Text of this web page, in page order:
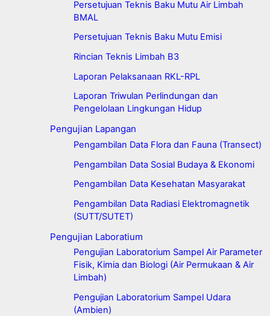
Persetujuan Teknis Baku Mutu Air Limbah
BMAL
Persetujuan Teknis Baku Mutu Emisi
Rincian Teknis Limbah B3
Laporan Pelaksanaan RKL-RPL
Laporan Triwulan Perlindungan dan
Pengelolaan Lingkungan Hidup
Pengujian Lapangan
Pengambilan Data Flora dan Fauna (Transect)
Pengambilan Data Sosial Budaya & Ekonomi
Pengambilan Data Kesehatan Masyarakat
Pengambilan Data Radiasi Elektromagnetik
(SUTT/SUTET)
Pengujian Laboratium
Pengujian Laboratorium Sampel Air Parameter
Fisik, Kimia dan Biologi (Air Permukaan & Air
Limbah)
Pengujian Laboratorium Sampel Udara
(Ambien)